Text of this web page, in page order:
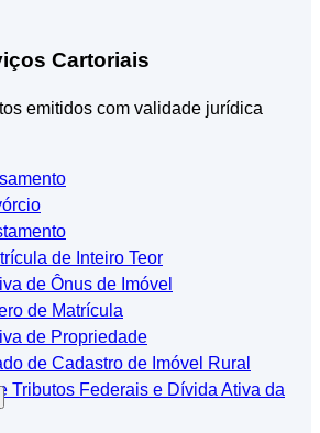
Cartoriais
emitidos com validade jurídica
de Inteiro Teor
de Ônus de Imóvel
de Matrícula
de Propriedade
de Cadastro de Imóvel Rural
Tributos Federais e Dívida Ativa da